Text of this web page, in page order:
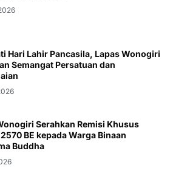
Hari Lahir Pancasila, Lapas Wonogiri
Semangat Persatuan dan
Serahkan Remisi Khusus
BE kepada Warga Binaan
Buddha